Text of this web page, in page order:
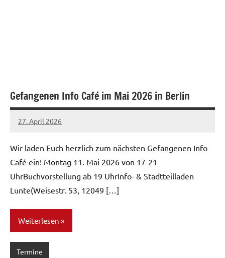
Gefangenen Info Café im Mai 2026 in Berlin
27. April 2026
network
Wir laden Euch herzlich zum nächsten Gefangenen Info
Café ein! Montag 11. Mai 2026 von 17-21
UhrBuchvorstellung ab 19 UhrInfo- & Stadtteilladen
Lunte(Weisestr. 53, 12049 […]
Weiterlesen
Termine